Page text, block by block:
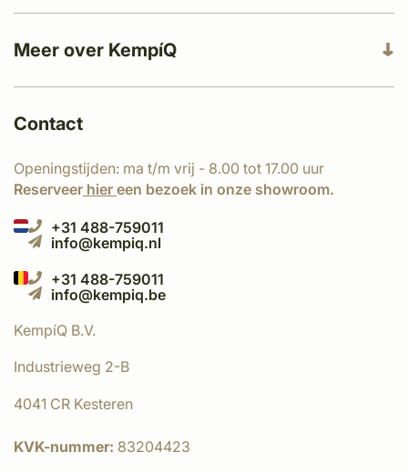
Meer over KempíQ
Contact
Openingstijden: ma t/m vrij - 8.00 tot 17.00 uur
Reserveer hier een bezoek in onze showroom.
+31 488-759011
info@kempiq.nl
+31 488-759011
info@kempiq.be
KempíQ B.V.
Industrieweg 2-B
4041 CR Kesteren
KVK-nummer: 83204423